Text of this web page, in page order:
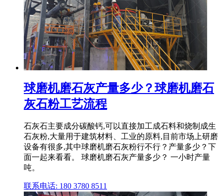
球磨机磨石灰产量多少？球磨机磨石
灰石粉工艺流程
石灰石主要成分碳酸钙,可以直接加工成石料和烧制成生
石灰粉,大量用于建筑材料、工业的原料,目前市场上研磨
设备有很多,其中球磨机磨石灰粉行不行？产量多少？下
面一起来看看。 球磨机磨石灰产量多少？ 一小时产量
吨。
联系电话: 180 3780 8511